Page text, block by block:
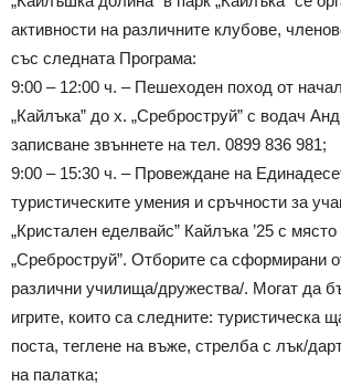
активности на различните клубове,
със следната Програма:
9:00 – 12:00 ч. – Пешеходен поход от
„Кайлъка” до х. „Среброструй” с водач
записване звъннете на тел. 0899 836 981;
9:00 – 15:30 ч. – Провеждане на
туристическите умения и сръчности за
„Кристален еделвайс” Кайлъка ’25 с
„Среброструй”. Отборите са сформирани
различни училища/дружества/. Могат да
игрите, които са следните: туристическа
поста, теглене на въже, стрелба с лък/
на палатка;